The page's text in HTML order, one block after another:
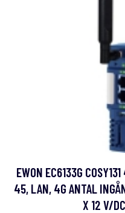
EWON EC6133G
45, LAN, 4G ANTAL
X 12 V/